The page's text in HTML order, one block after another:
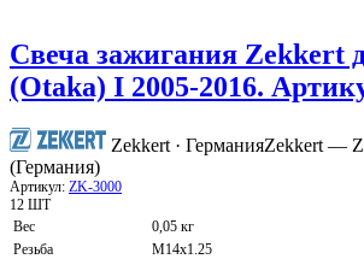
Свеча зажигания Zekkert
(Otaka) I 2005-2016.
Zekkert · ГерманияZekkert —
(Германия)
Артикул: ZK-3000
12 ШТ
Вес
0,05 кг
Резьба
M14x1.25